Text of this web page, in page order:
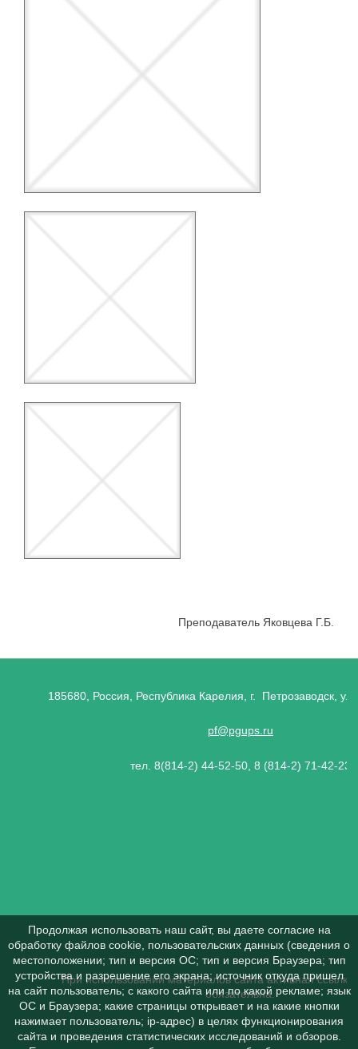
Преподаватель Яковцева Г.Б.
185680, Россия, Республика Карелия, г. Петрозаводск,
pf@pgups.ru
тел. 8(814-2) 44-52-50, 8 (814-2) 71-42-23
При использовании материалов сайта активная ссылка
обязательна.
Продолжая использовать наш сайт, вы даете согласие на
обработку файлов cookie, пользовательских данных (сведения о
местоположении; тип и версия ОС; тип и версия Браузера; тип
устройства и разрешение его экрана; источник откуда пришел
на сайт пользователь; с какого сайта или по какой рекламе; язык
ОС и Браузера; какие страницы открывает и на какие кнопки
нажимает пользователь; ip-адрес) в целях функционирования
сайта и проведения статистических исследований и обзоров.